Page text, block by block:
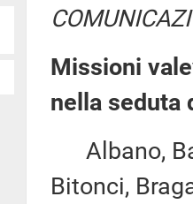
Missioni
nella seduta
Albano,
Bitonci,